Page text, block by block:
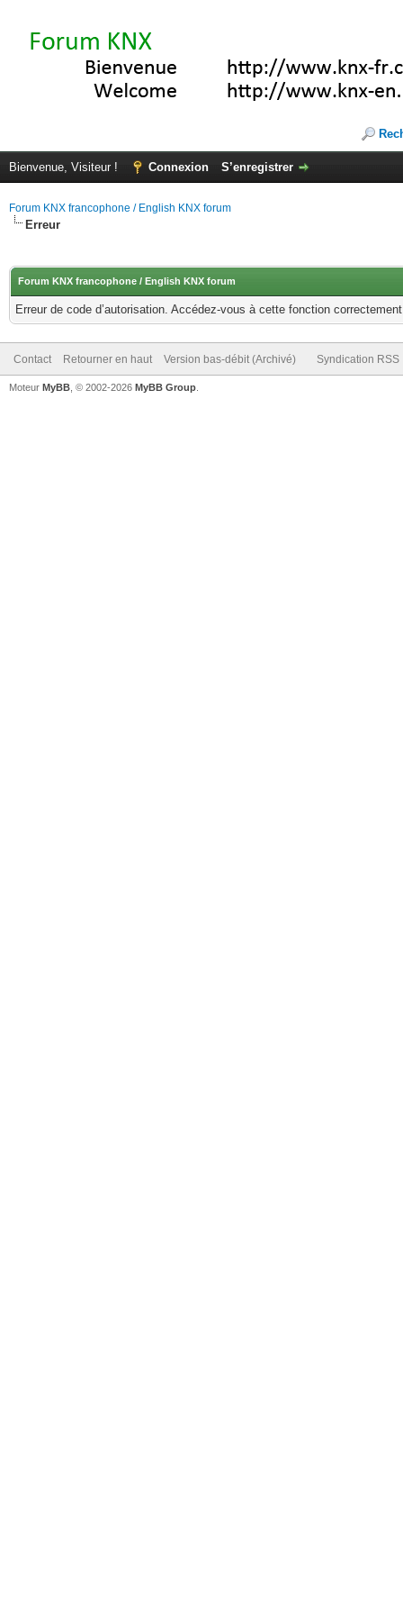
Bienvenue, Visiteur ! Connexion S’enregistrer
Forum KNX francophone / English KNX forum
Erreur
Forum KNX francophone / English KNX forum
Erreur de code d’autorisation. Accédez-vous à cette fonction
Contact Retourner en haut Version bas-débit (Archivé) Syndication RSS
Moteur MyBB , © 2002-2026 MyBB Group